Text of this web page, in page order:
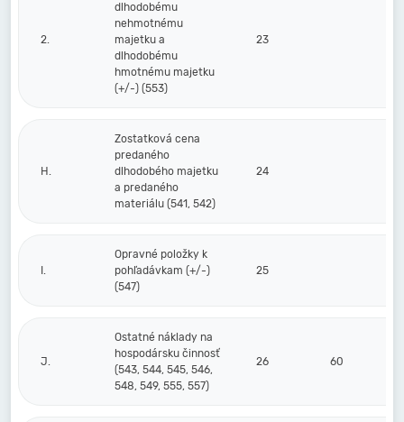
2.
dlhodobému
nehmotnému
majetku a
dlhodobému
hmotnému majetku
(+/-) (553)
23
H.
Zostatková cena
predaného
dlhodobého majetku
a predaného
materiálu (541, 542)
24
I.
Opravné položky k
pohľadávkam (+/-)
(547)
25
J.
Ostatné náklady na
hospodársku činnosť
(543, 544, 545, 546,
548, 549, 555, 557)
26 60